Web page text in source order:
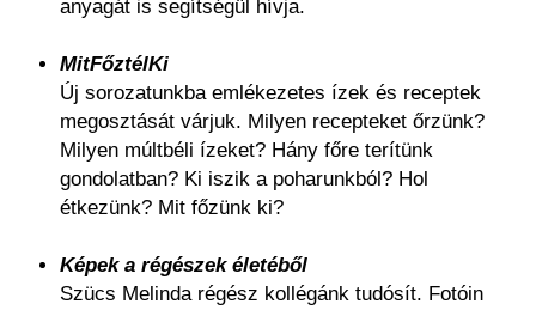
anyagát is segítségül hívja.
MitFőztélKi
Új sorozatunkba emlékezetes ízek és receptek
megosztását várjuk. Milyen recepteket őrzünk?
Milyen múltbéli ízeket? Hány főre terítünk
gondolatban? Ki iszik a poharunkból? Hol
étkezünk? Mit főzünk ki?
Képek a régészek életéből
Szücs Melinda régész kollégánk tudósít. Fotóin